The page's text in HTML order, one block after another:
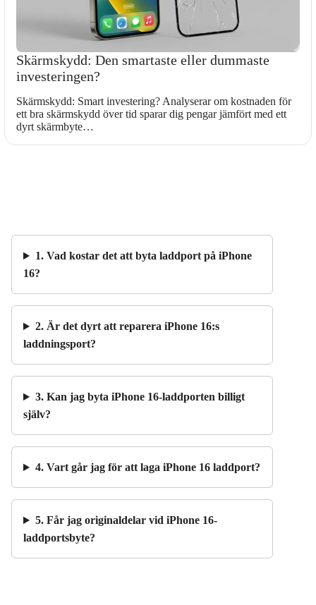
Skärmskydd: Den smartaste eller dummaste
investeringen?
Skärmskydd: Smart investering? Analyserar om kostnaden för
ett bra skärmskydd över tid sparar dig pengar jämfört med ett
dyrt skärmbyte…
1. Vad kostar det att byta laddport på iPhone
16?
2. Är det dyrt att reparera iPhone 16:s
laddningsport?
3. Kan jag byta iPhone 16-laddporten billigt
själv?
4. Vart går jag för att laga iPhone 16 laddport?
5. Får jag originaldelar vid iPhone 16-
laddportsbyte?